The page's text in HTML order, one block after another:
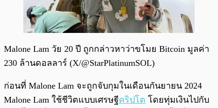
Malone Lam วัย 20 ปี ถูกกล่าวหาว่าขโมย Bitcoin มูลค่า
230 ล้านดอลลาร์ (X/@StarPlatinumSOL)
ก่อนที่ Malone Lam จะถูกจับกุมในเดือนกันยายน 2024
Malone Lam ใช้ชีวิตแบบเศรษฐีคริปโต โดยทุ่มเงินไปกับ